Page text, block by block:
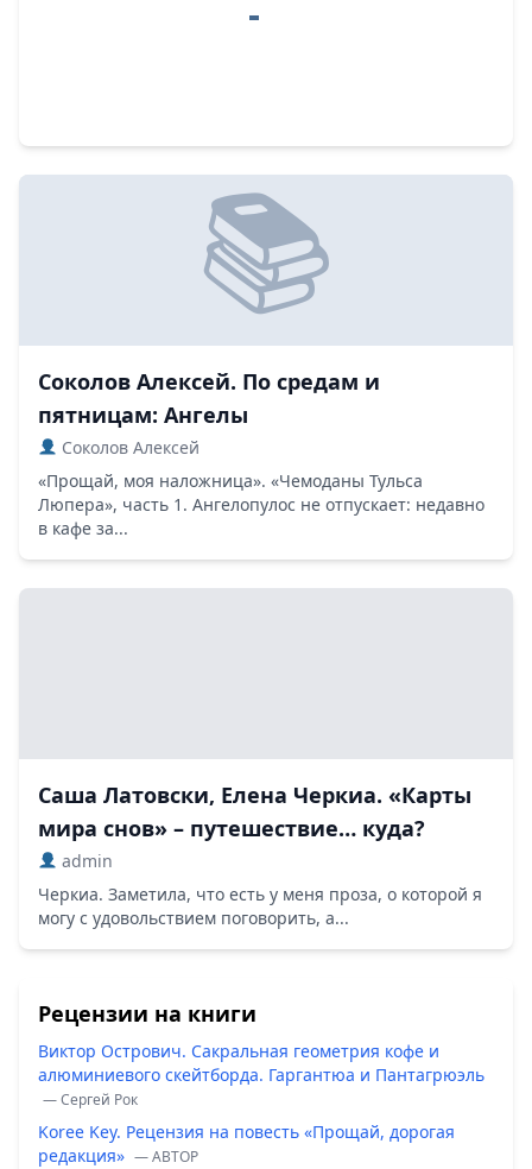
Соколов Алексей. По средам и
пятницам: Ангелы
Соколов Алексей
«Прощай, моя наложница». «Чемоданы Тульса
Люпера», часть 1. Ангелопулос не отпускает: недавно
в кафе за...
Саша Латовски, Елена Черкиа. «Карты
мира снов» – путешествие… куда?
admin
Черкиа. Заметила, что есть у меня проза, о которой я
могу с удовольствием поговорить, а...
Рецензии на книги
Виктор Острович. Сакральная геометрия кофе и
алюминиевого скейтборда. Гаргантюа и Пантагрюэль
— Сергей Рок
Koree Key. Рецензия на повесть «Прощай, дорогая
редакция» — ABTOP